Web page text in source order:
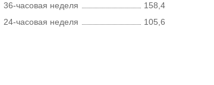
36-часовая неделя
158,4
24-часовая неделя
105,6